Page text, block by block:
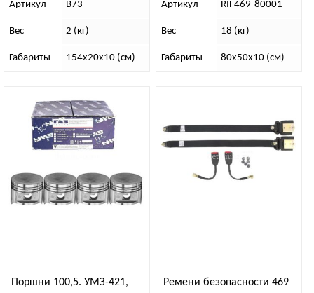
Артикул В73
Вес 2 (кг)
Габариты 154х20х10 (см)
Артикул RIF469-80001
Вес 18 (кг)
Габариты 80х50х10 (см)
Поршни 100,5. УМЗ-421,
Ремени безопасности 469